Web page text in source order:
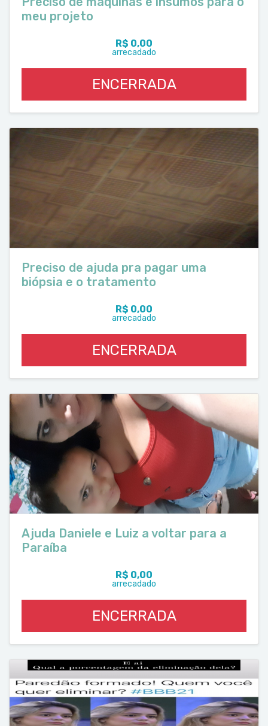
meu projeto
R$ 0,00
arrecadado
ENCERRADA
Preciso de ajuda pra pagar uma
biópsia e o tratamento
R$ 0,00
arrecadado
ENCERRADA
Ajuda Daniele e Luiz a voltar para a
Paraíba
R$ 0,00
arrecadado
ENCERRADA